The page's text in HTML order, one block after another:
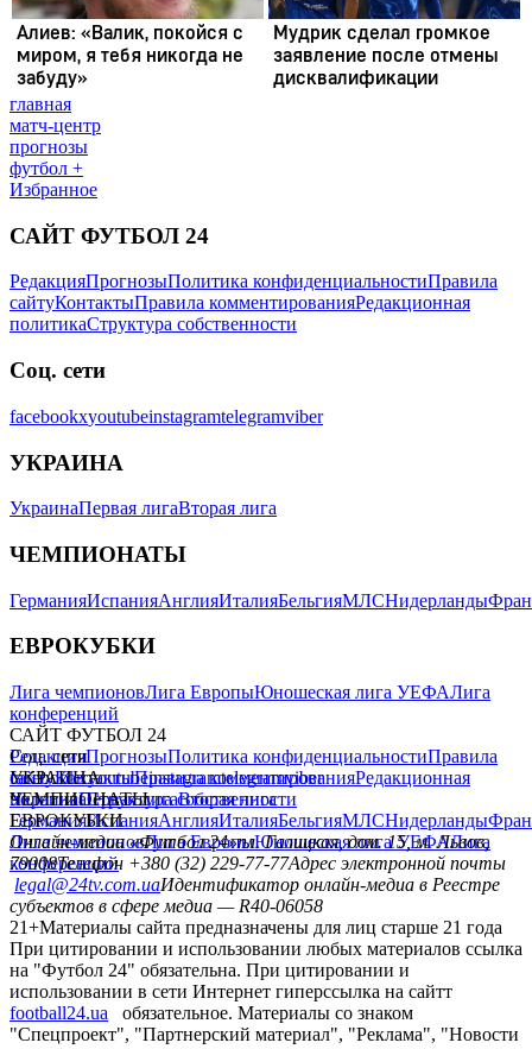
главная
матч-центр
прогнозы
футбол +
Избранное
САЙТ ФУТБОЛ 24
РедакцияПрогнозыПолитика конфиденциальностиПравила
сайтуКонтактыПравила комментированияРедакционная
политикаСтруктура собственности
Соц. сети
facebookxyoutubeinstagramtelegramviber
УКРАИНА
УкраинаПервая лигаВторая лига
ЧЕМПИОНАТЫ
ГерманияИспанияАнглияИталияБельгияМЛСНидерланды
ЕВРОКУБКИ
Лига чемпионовЛига ЕвропыЮношеская лига УЕФАЛига
конференций
САЙТ ФУТБОЛ 24
РедакцияПрогнозыПолитика конфиденциальностиПравила
сайтуКонтактыПравила комментированияРедакционная
политикаСтруктура собственности
Соц. сети
facebookxyoutubeinstagramtelegramviber
УКРАИНА
УкраинаПервая лигаВторая лига
ЧЕМПИОНАТЫ
ГерманияИспанияАнглияИталияБельгияМЛСНидерланды
ЕВРОКУБКИ
Лига чемпионовЛига ЕвропыЮношеская лига УЕФАЛига
конференций
Онлайн-медиа «Футбол 24»пл. Галицкая, дом. 15, м. Львов,
79008Телефон +380 (32) 229-77-77Адрес электронной почты
legal@24tv.com.uaИдентификатор онлайн-медиа в Реестре
субъектов в сфере медиа — R40-06058
21+Материалы сайта предназначены для лиц старше 21 года
При цитировании и использовании любых материалов ссылка
на "Футбол 24" обязательна. При цитировании и
использовании в сети Интернет гиперссылка на сайтт
football24.ua
обязательное. Материалы со знаком
"Спецпроект", "Партнерский материал", "Реклама", "Новости